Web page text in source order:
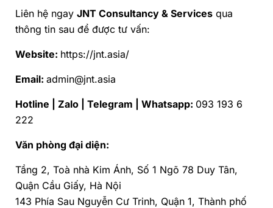
Liên hệ ngay JNT Consultancy & Services qua
thông tin sau để được tư vấn:
Website: https://jnt.asia/
Email: admin@jnt.asia
Hotline | Zalo | Telegram | Whatsapp: 093 193 6
222
Văn phòng đại diện:
Tầng 2, Toà nhà Kim Ánh, Số 1 Ngõ 78 Duy Tân,
Quận Cầu Giấy, Hà Nội
143 Phía Sau Nguyễn Cư Trinh, Quận 1, Thành phố